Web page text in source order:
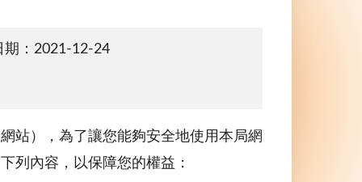
期：2021-12-24
站），為了讓您能夠安全地使用本局網
列內容，以保障您的權益：